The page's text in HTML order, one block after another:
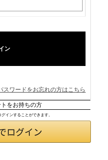
スワードをお忘れの方はこちら
をお持ちの方
インすることができます。